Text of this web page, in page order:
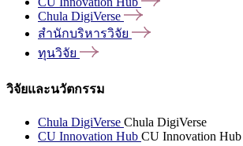
Chula DigiVerse
สำนักบริหารวิจัย
ทุนวิจัย
วิจัยและนวัตกรรม
Chula DigiVerse Chula DigiVerse
CU Innovation Hub CU Innovation Hub